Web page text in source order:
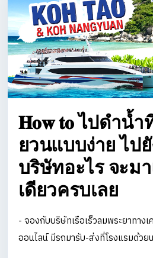
𝐇𝐨𝐰 𝐭𝐨 ไปดำน้ำ
ยวนแบบง่าย ไป
บริษัทอะไร จะม
เดียวครบเลย
- จองกับบริษัทเรือเร็วลมพระยาทาง
ออนไลน์ มีรถมารับ-ส่งที่โรงแรมด้วย